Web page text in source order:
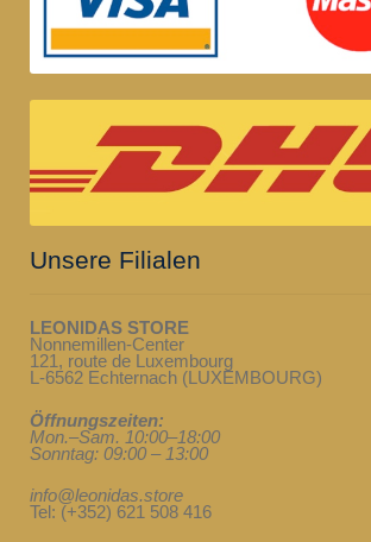
Unsere Filialen
LEONIDAS STORE
Nonnemillen-Center
121, route de Luxembourg
L-6562 Echternach (LUXEMBOURG)
Öffnungszeiten:
Mon.–Sam. 10:00–18:00
Sonntag: 09:00 – 13:00
info@leonidas.store
Tel: (+352) 621 508 416